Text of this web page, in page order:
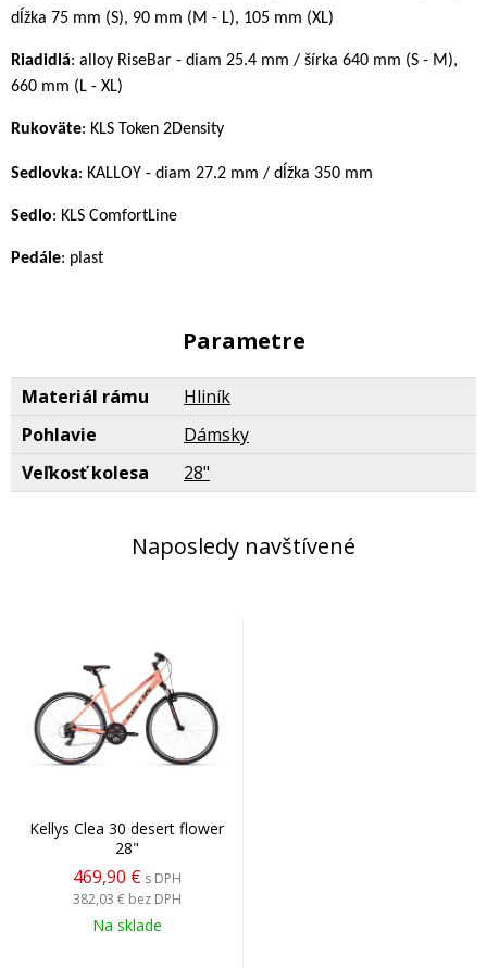
dĺžka 75 mm (S), 90 mm (M - L), 105 mm (XL)
Riadidlá: alloy RiseBar - diam 25.4 mm / šírka 640 mm (S - M),
660 mm (L - XL)
Rukoväte: KLS Token 2Density
Sedlovka: KALLOY - diam 27.2 mm / dĺžka 350 mm
Sedlo: KLS ComfortLine
Pedále: plast
Parametre
Materiál rámu
Hliník
Pohlavie
Dámsky
Veľkosť kolesa
28"
Naposledy navštívené
Kellys Clea 30 desert flower
28"
469,90 € s DPH
382,03 € bez DPH
Na sklade